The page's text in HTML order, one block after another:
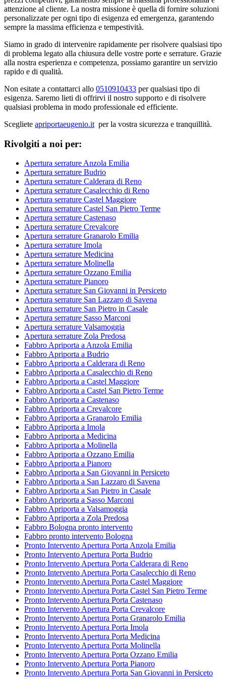
attenzione al cliente. La nostra missione è quella di fornire soluzioni
personalizzate per ogni tipo di esigenza ed emergenza, garantendo
sempre la massima efficienza e tempestività.
Siamo in grado di intervenire rapidamente per risolvere qualsiasi tipo
di problema legato alla chiusura delle vostre porte e serrature. Grazie
alla nostra esperienza e competenza, possiamo garantire un servizio
rapido e di qualità.
Non esitate a contattarci allo 0510910433 per qualsiasi tipo di
esigenza. Saremo lieti di offrirvi il nostro supporto e di risolvere
qualsiasi problema in modo professionale ed efficiente.
Scegliete apriportaeugenio.it per la vostra sicurezza e tranquillità.
Rivolgiti a noi per:
Apertura serrature Anzola Emilia
Apertura serrature Budrio
Apertura serrature Calderara di Reno
Apertura serrature Casalecchio di Reno
Apertura serrature Castel Maggiore
Apertura serrature Castel San Pietro Terme
Apertura serrature Castenaso
Apertura serrature Crevalcore
Apertura serrature Granarolo Emilia
Apertura serrature Imola
Apertura serrature Medicina
Apertura serrature Molinella
Apertura serrature Ozzano Emilia
Apertura serrature Pianoro
Apertura serrature San Giovanni in Persiceto
Apertura serrature San Lazzaro di Savena
Apertura serrature San Pietro in Casale
Apertura serrature Sasso Marconi
Apertura serrature Valsamoggia
Apertura serrature Zola Predosa
Fabbro Apriporta a Anzola Emilia
Fabbro Apriporta a Budrio
Fabbro Apriporta a Calderara di Reno
Fabbro Apriporta a Casalecchio di Reno
Fabbro Apriporta a Castel Maggiore
Fabbro Apriporta a Castel San Pietro Terme
Fabbro Apriporta a Castenaso
Fabbro Apriporta a Crevalcore
Fabbro Apriporta a Granarolo Emilia
Fabbro Apriporta a Imola
Fabbro Apriporta a Medicina
Fabbro Apriporta a Molinella
Fabbro Apriporta a Ozzano Emilia
Fabbro Apriporta a Pianoro
Fabbro Apriporta a San Giovanni in Persiceto
Fabbro Apriporta a San Lazzaro di Savena
Fabbro Apriporta a San Pietro in Casale
Fabbro Apriporta a Sasso Marconi
Fabbro Apriporta a Valsamoggia
Fabbro Apriporta a Zola Predosa
Fabbro Bologna pronto intervento
Fabbro pronto intervento Bologna
Pronto Intervento Apertura Porta Anzola Emilia
Pronto Intervento Apertura Porta Budrio
Pronto Intervento Apertura Porta Calderara di Reno
Pronto Intervento Apertura Porta Casalecchio di Reno
Pronto Intervento Apertura Porta Castel Maggiore
Pronto Intervento Apertura Porta Castel San Pietro Terme
Pronto Intervento Apertura Porta Castenaso
Pronto Intervento Apertura Porta Crevalcore
Pronto Intervento Apertura Porta Granarolo Emilia
Pronto Intervento Apertura Porta Imola
Pronto Intervento Apertura Porta Medicina
Pronto Intervento Apertura Porta Molinella
Pronto Intervento Apertura Porta Ozzano Emilia
Pronto Intervento Apertura Porta Pianoro
Pronto Intervento Apertura Porta San Giovanni in Persiceto